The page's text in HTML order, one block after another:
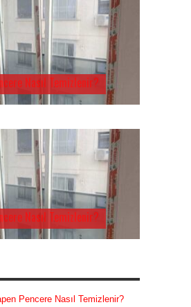
Nasıl Temizlenir?
Nasıl Temizlenir?
Pencere Nasıl Temizlenir?